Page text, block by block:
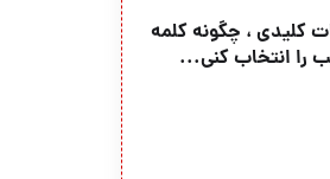
کلیدی ، چگونه کلمه
را انتخاب کنی...